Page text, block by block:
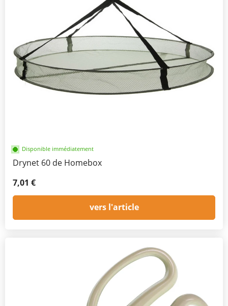
Disponible immédiatement
Drynet 60 de Homebox
7,01 €
vers l'article